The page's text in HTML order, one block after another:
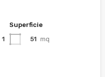
1
Superficie
51 mq